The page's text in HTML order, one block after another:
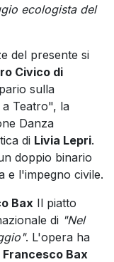
ecologista del
del presente si
Civico di
sulla
a Teatro", la
Danza
di Livia Lepri.
doppio binario
e l'impegno civile.
Bax Il piatto
di "Nel
. L'opera ha
Francesco Bax